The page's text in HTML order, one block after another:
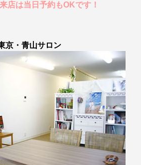
店は当日予約もOKです！
京・青山サロン